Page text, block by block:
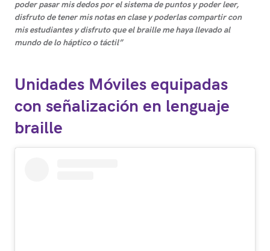
poder pasar mis dedos por el sistema de puntos y poder leer,
disfruto de tener mis notas en clase y poderlas compartir con
mis estudiantes y disfruto que el braille me haya llevado al
mundo de lo háptico o táctil”
Unidades Móviles equipadas
con señalización en lenguaje
braille